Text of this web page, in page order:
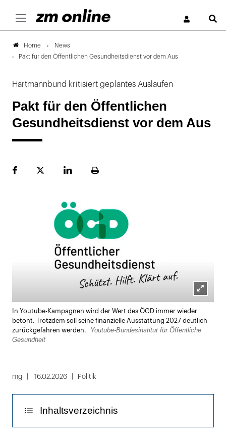
Home
News
Pakt für den Öffentlichen Gesundheitsdienst vor dem Aus
Hartmannbund kritisiert geplantes Auslaufen
Pakt für den Öffentlichen
Gesundheitsdienst vor dem Aus
FacebookPlattformLinekdInSeite
Lightbox
öffnen
In Youtube-Kampagnen wird der Wert des ÖGD immer wieder
betont. Trotzdem soll seine finanzielle Ausstattung 2027 deutlich
zurückgefahren werden.
Youtube-Bundesinstitut für Öffentliche
Gesundheit
mg 16.02.2026 Politik
Inhaltsverzeichnis